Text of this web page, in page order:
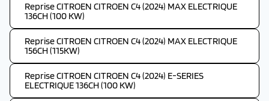
Reprise CITROEN CITROEN C4 (2024) MAX ELECTRIQUE
136CH (100 KW)
Reprise CITROEN CITROEN C4 (2024) MAX ELECTRIQUE
156CH (115KW)
Reprise CITROEN CITROEN C4 (2024) E-SERIES
ELECTRIQUE 136CH (100 KW)